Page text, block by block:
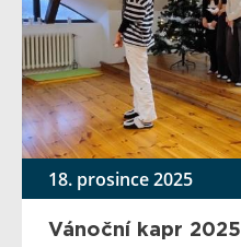
18. prosince 2025
Vánoční kapr 2025